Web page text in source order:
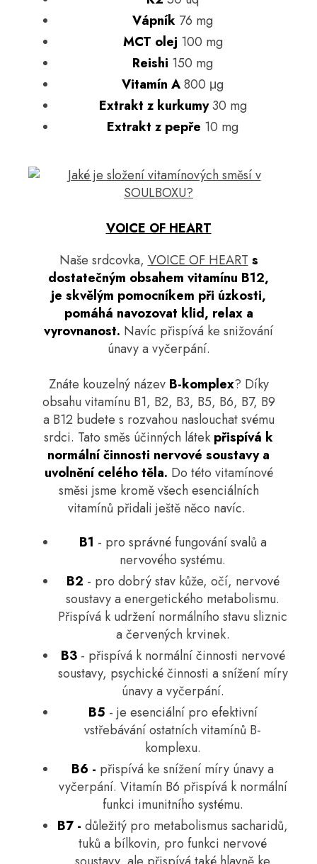
Vápník 76 mg
MCT olej 100 mg
Reishi 150 mg
Vitamín A800 μg
Extrakt z kurkumy30 mg
Extrakt z pepře 10 mg
VOICE OF HEART
Naše srdcovka, VOICE OF HEART s
dostatečným obsahem vitamínu B12,
je skvělým pomocníkem při úzkosti,
pomáhá navozovat klid, relax a
vyrovnanost. Navíc přispívá ke snižování
únavy a vyčerpání.
Znáte kouzelný názevB-komplex? Díky
obsahu vitamínu B1, B2, B3, B5, B6, B7, B9
a B12 budete s rozvahou naslouchat svému
srdci. Tato směs účinných látek přispívá k
normální činnosti nervové soustavy a
uvolnění celého těla. Do této vitamínové
směsi jsme kromě všech esenciálních
vitamínů přidali ještě něco navíc.
B1 - pro správné fungování svalů a
nervového systému.
B2 - pro dobrý stav kůže, očí, nervové
soustavy a energetického metabolismu.
Přispívá k udržení normálního stavu sliznic
a červených krvinek.
B3- přispívá k normální činnosti nervové
soustavy, psychické činnosti a snížení míry
únavy a vyčerpání.
B5 - je esenciální pro efektivní
vstřebávání ostatních vitamínů B-
komplexu.
B6 - přispívá ke snížení míry únavy a
vyčerpání. Vitamín B6 přispívá k normální
funkci imunitního systému.
B7 - důležitý pro metabolismus sacharidů,
tuků a bílkovin, pro funkci nervové